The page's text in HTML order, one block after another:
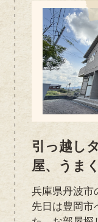
なる物件が
行きましょう
引っ越し
屋、うま
兵庫県丹波市
先日は豊岡市